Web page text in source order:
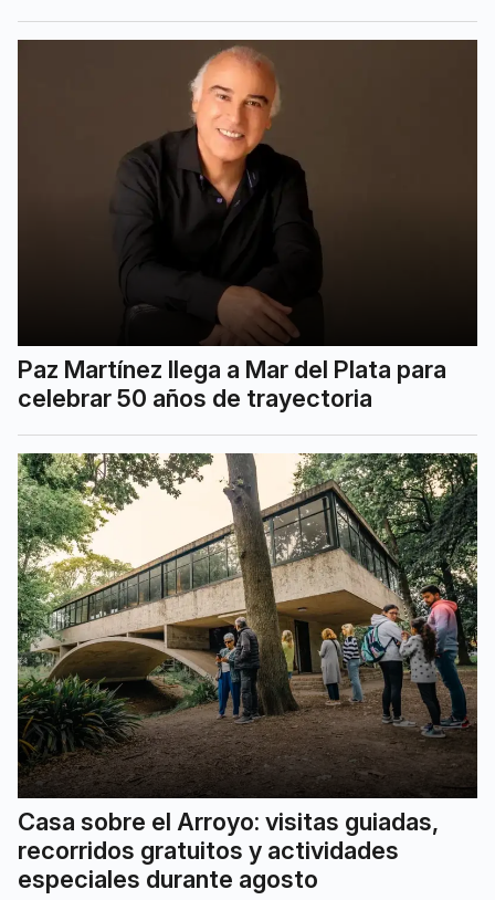
Paz Martínez llega a Mar del Plata para
celebrar 50 años de trayectoria
Casa sobre el Arroyo: visitas guiadas,
recorridos gratuitos y actividades
especiales durante agosto